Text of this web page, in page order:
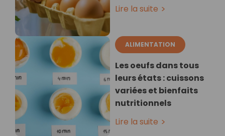
Lire la suite
ALIMENTATION
Les oeufs dans tous
leurs états : cuissons
variées et bienfaits
nutritionnels
Lire la suite